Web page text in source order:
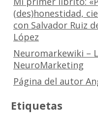
(des)honestidad,
con Salvador Ruiz
López
Neuromarkewiki –
NeuroMarketing
Página del autor
Etiquetas